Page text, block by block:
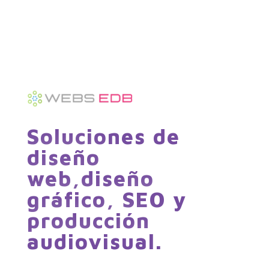
Soluciones de
diseño
web,diseño
gráfico, SEO y
producción
audiovisual.​